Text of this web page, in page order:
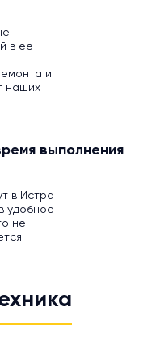
в ее
и
наших
выполнения
в Истра
удобное
не